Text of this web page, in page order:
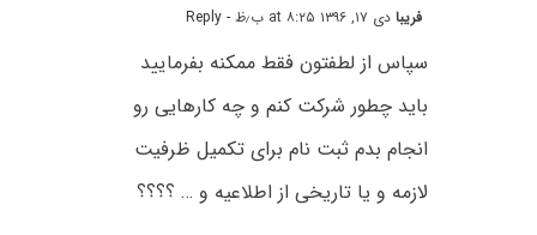
فریبادی ۱۷, ۱۳۹۶ at ۸:۲۵ ب٫ظ - Reply
سپاس از لطفتون فقط ممکنه بفرمایید
باید چطور شرکت کنم و چه کارهایی رو
انجام بدم ثبت نام برای تکمیل ظرفیت
لازمه و یا تاریخی از اطلاعیه و … ؟؟؟؟